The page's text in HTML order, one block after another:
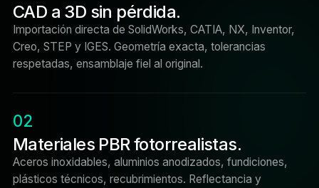
CAD a 3D sin pérdida.
Importación directa de SolidWorks, CATIA, NX, Inventor,
Creo, STEP y IGES. Geometría exacta, tolerancias
respetadas, ensamblaje fiel al original.
02
Materiales PBR fotorrealistas.
Aceros inoxidables, aluminios anodizados, fundiciones,
plásticos técnicos, recubrimientos. Reflectancia y